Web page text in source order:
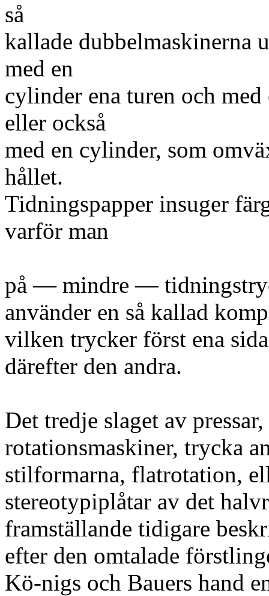
så
kallade dubbelmaskinerna
med en
cylinder ena turen och
eller också
med en cylinder, som
hållet.
Tidningspapper insuger
varför man
på — mindre —
använder en så kallad
vilken trycker först ena
därefter den andra.
Det tredje slaget av pressar,
rotationsmaskiner, trycka
stilformarna, flatrotation,
stereotypiplåtar av det
framställande tidigare
efter den omtalade
Kö-nigs och Bauers hand